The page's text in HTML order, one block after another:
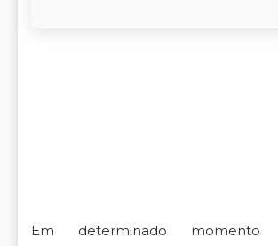
Em determinado